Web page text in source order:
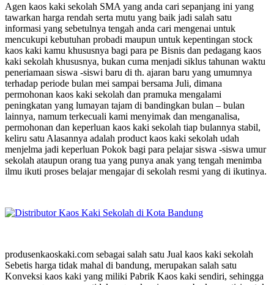
Agen kaos kaki sekolah SMA yang anda cari sepanjang ini yang
tawarkan harga rendah serta mutu yang baik jadi salah satu
informasi yang sebetulnya tengah anda cari mengenai untuk
mencukupi kebutuhan probadi maupun untuk kepentingan stock
kaos kaki kamu khususnya bagi para pe Bisnis dan pedagang kaos
kaki sekolah khususnya, bukan cuma menjadi siklus tahunan waktu
peneriamaan siswa -siswi baru di th. ajaran baru yang umumnya
terhadap periode bulan mei sampai bersama Juli, dimana
permohonan kaos kaki sekolah dan pramuka mengalami
peningkatan yang lumayan tajam di bandingkan bulan – bulan
lainnya, namum terkecuali kami menyimak dan menganalisa,
permohonan dan keperluan kaos kaki sekolah tiap bulannya stabil,
keliru satu Alasannya adalah product kaos kaki sekolah udah
menjelma jadi keperluan Pokok bagi para pelajar siswa -siswa umur
sekolah ataupun orang tua yang punya anak yang tengah menimba
ilmu ikuti proses belajar mengajar di sekolah resmi yang di ikutinya.
produsenkaoskaki.com sebagai salah satu Jual kaos kaki sekolah
Sebetis harga tidak mahal di bandung, merupakan salah satu
Konveksi kaos kaki yang miliki Pabrik Kaos kaki sendiri, sehingga